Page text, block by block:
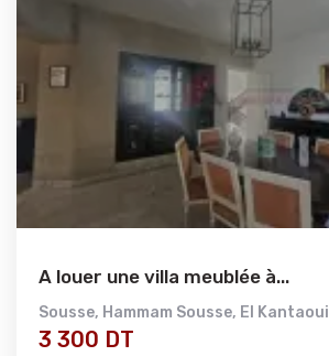
A louer une villa meublée à...
Sousse, Hammam Sousse, El Kantaoui
3 300 DT